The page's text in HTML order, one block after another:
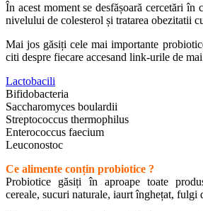
În acest moment se desfășoară cercetări în
nivelului de colesterol și tratarea obezitatii
Mai jos găsiți cele mai importante
citi despre fiecare accesand link-urile de
Lactobacili
Bifidobacteria
Saccharomyces boulardii
Streptococcus thermophilus
Enterococcus faecium
Leuconostoc
Ce alimente conțin probiotice ?
Probiotice găsiți în aproape toate
cereale, sucuri naturale, iaurt înghețat, fulgi